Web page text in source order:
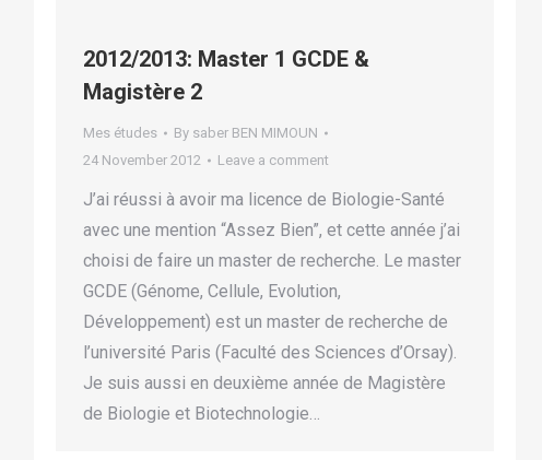
2012/2013: Master 1 GCDE &
Magistère 2
Mes études By saber BEN MIMOUN
24 November 2012
Leave a comment
J’ai réussi à avoir ma licence de Biologie-Santé
avec une mention “Assez Bien”, et cette année j’ai
choisi de faire un master de recherche. Le master
GCDE (Génome, Cellule, Evolution,
Développement) est un master de recherche de
l’université Paris (Faculté des Sciences d’Orsay).
Je suis aussi en deuxième année de Magistère
de Biologie et Biotechnologie…